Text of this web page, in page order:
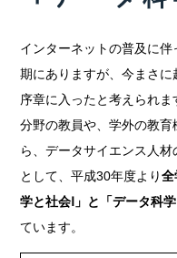
インターネットの普及に
期にありますが、今まさ
序章に入ったと考えられ
分野の教員や、学外の教
ら、データサイエンス人
として、平成30年度より全
学と社会Ⅰ」と「データ科学
ています。